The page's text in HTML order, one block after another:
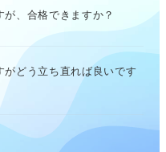
、合格できますか？
どう立ち直れば良いです